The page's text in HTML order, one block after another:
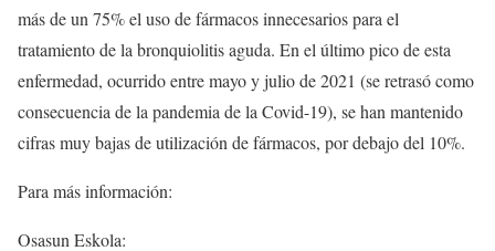
más de un 75% el uso de fármacos innecesarios para el
tratamiento de la bronquiolitis aguda. En el último pico de esta
enfermedad, ocurrido entre mayo y julio de 2021 (se retrasó como
consecuencia de la pandemia de la Covid-19), se han mantenido
cifras muy bajas de utilización de fármacos, por debajo del 10%.
Para más información:
Osasun Eskola: